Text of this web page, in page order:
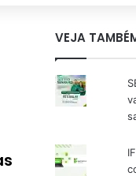
VEJA